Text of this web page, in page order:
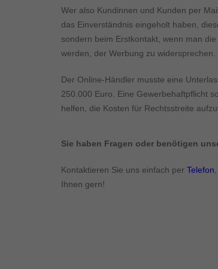
Wer also Kundinnen und Kunden per
das Einverständnis eingeholt haben,
sondern beim Erstkontakt, wenn man
werden, der Werbung zu widersprechen.
Der Online-Händler musste eine
250.000 Euro. Eine Gewerbehaftpflicht
helfen, die Kosten für Rechtsstreite
Sie haben Fragen oder benötigen
Kontaktieren Sie uns einfach per Telefon,
Ihnen gern!